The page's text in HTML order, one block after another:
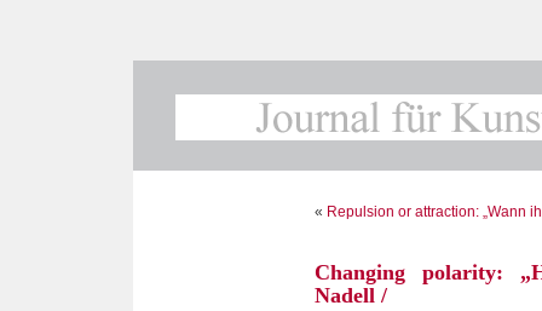
« Repulsion or attraction: „Wann
Changing polarity:
Nadell /